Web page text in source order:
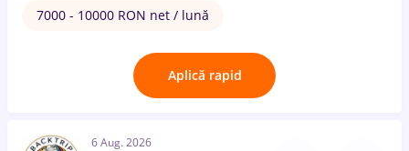
7000 - 10000 RON net / lună
Aplică rapid
6 Aug. 2026